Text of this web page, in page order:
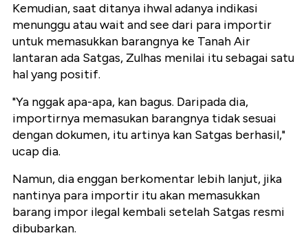
Kemudian, saat ditanya ihwal adanya indikasi
menunggu atau wait and see dari para importir
untuk memasukkan barangnya ke Tanah Air
lantaran ada Satgas, Zulhas menilai itu sebagai satu
hal yang positif.
"Ya nggak apa-apa, kan bagus. Daripada dia,
importirnya memasukan barangnya tidak sesuai
dengan dokumen, itu artinya kan Satgas berhasil,"
ucap dia.
Namun, dia enggan berkomentar lebih lanjut, jika
nantinya para importir itu akan memasukkan
barang impor ilegal kembali setelah Satgas resmi
dibubarkan.